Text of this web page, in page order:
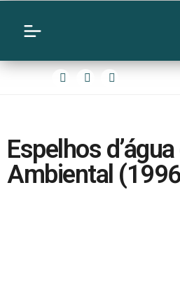
Espelhos
Ambiental